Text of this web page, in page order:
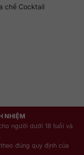
chế Cocktail
NHIỆM
người dưới 18 tuổi và
đúng quy định của